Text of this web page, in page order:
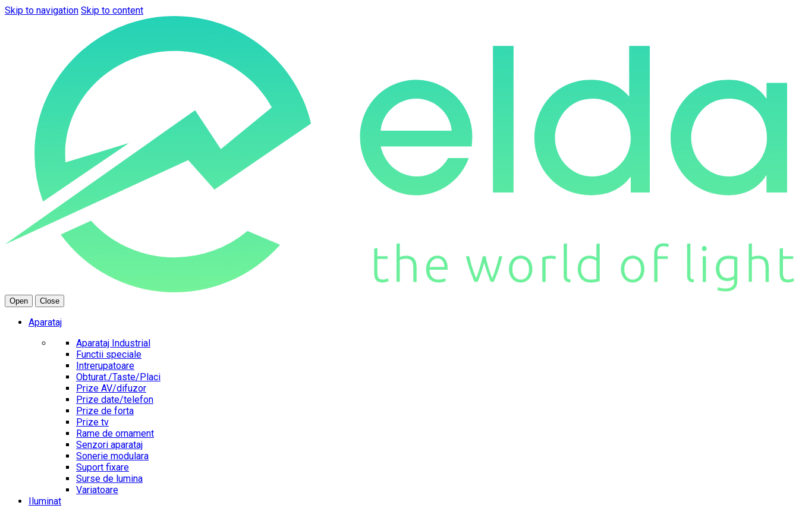
Skip to navigation Skip to content
Open Close
Aparataj
Aparataj Industrial
Functii speciale
Intrerupatoare
Obturat./Taste/Placi
Prize AV/difuzor
Prize date/telefon
Prize de forta
Prize tv
Rame de ornament
Senzori aparataj
Sonerie modulara
Suport fixare
Surse de lumina
Variatoare
Iluminat